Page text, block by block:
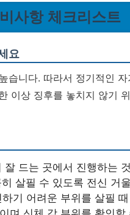
사항 체크리스트
요
습니다. 따라서 정기적인
이상 징후를 놓치지 않기
드는 곳에서 진행하는
살필 수 있도록 전신 거
기 어려운 부위를 살필